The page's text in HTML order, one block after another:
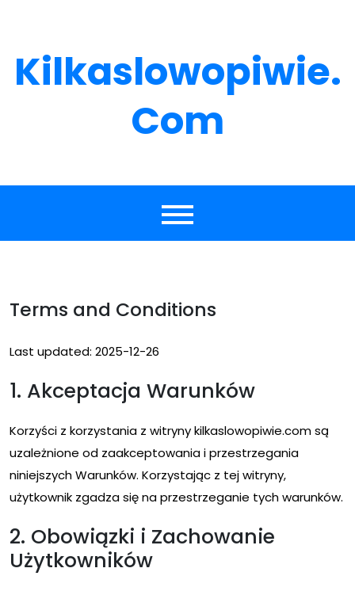
Kilkaslowopiwie.
Com
Terms and Conditions
Last updated: 2025-12-26
1. Akceptacja Warunków
Korzyści z korzystania z witryny kilkaslowopiwie.com są
uzależnione od zaakceptowania i przestrzegania
niniejszych Warunków. Korzystając z tej witryny,
użytkownik zgadza się na przestrzeganie tych warunków.
2. Obowiązki i Zachowanie
Użytkowników